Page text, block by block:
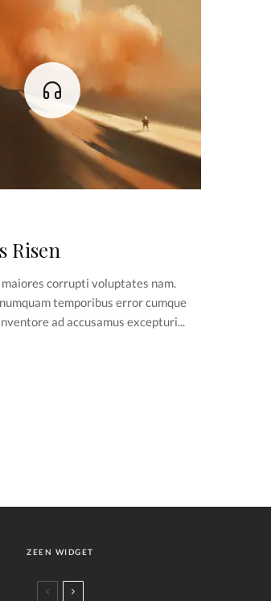
Risen
corrupti voluptates nam.
temporibus error cumque
ad accusamus excepturi...
ZEEN WIDGET